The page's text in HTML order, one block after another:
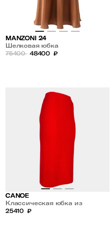
MANZONI 24
Шелковая юбка
75400 48400 ₽
CANOE
Классическая юбка из
кашемира и шерсти
25410 ₽